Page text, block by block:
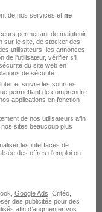
-
F
H/F
de nos services et ne
permettant de maintenir
sur le site, de stocker des
utilisateurs, les annonces
de l'utilisateur, vérifier s'il
du site web en
de sécurité.
et suivre les sources
permettant de comprendre
applications en fonction
de nos utilisateurs afin
sites beaucoup plus
les interfaces de
des offres d'emploi ou
Google Ads , Critéo,
des publicités pour des
afin d’augmenter vos